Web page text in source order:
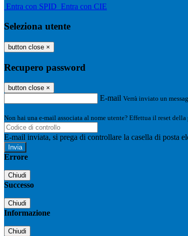
Entra con SPID Entra con CIE
Seleziona utente
button close ×
Recupero password
button close ×
E-mail Verrà inviato un
Non hai una e-mail associata al nome utente? Effettua il reset della
E-mail inviata, si prega di controllare la casella di posta
Errore
Chiudi
Successo
Chiudi
Informazione
Chiudi